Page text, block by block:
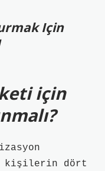
Için
için
kişilerin dört